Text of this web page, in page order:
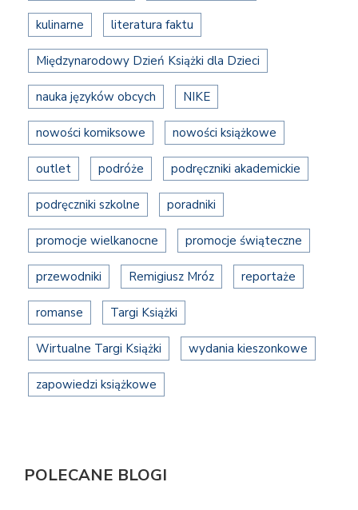
kulinarne literatura faktu
Międzynarodowy Dzień Książki dla Dzieci
nauka języków obcych NIKE
nowości komiksowe nowości książkowe
outlet podróże podręczniki akademickie
podręczniki szkolne poradniki
promocje wielkanocne promocje świąteczne
przewodniki Remigiusz Mróz reportaże
romanse Targi Książki
Wirtualne Targi Książki wydania kieszonkowe
zapowiedzi książkowe
POLECANE BLOGI